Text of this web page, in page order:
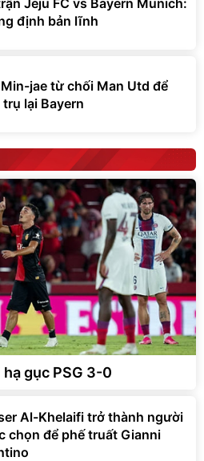
định bản lĩnh
jae từ chối Man Utd để
trụ lại Bayern
gục PSG 3-0
Al-Khelaifi trở thành người
chọn để phế truất Gianni